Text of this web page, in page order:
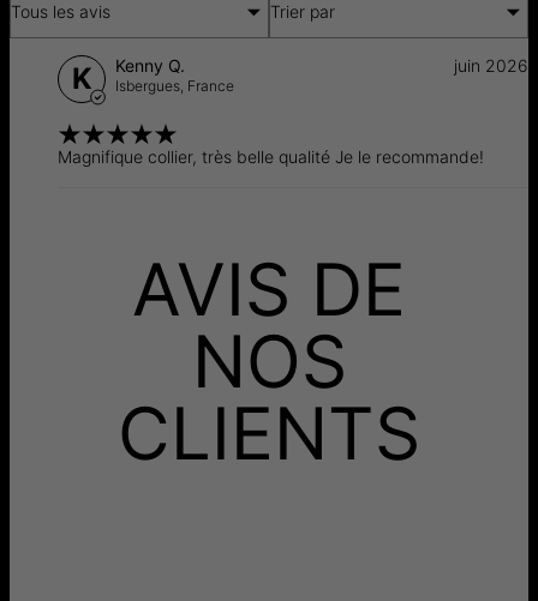
Tous les avis Trier par
K Kenny Q.
Isbergues, France
juin 2026
Magnifique collier, très belle qualité Je le recommande!
AVIS DE
NOS
CLIENTS